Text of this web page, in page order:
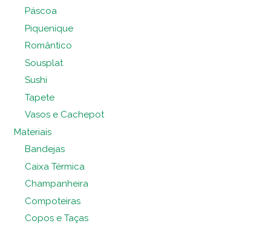
Páscoa
Piquenique
Romântico
Sousplat
Sushi
Tapete
Vasos e Cachepot
Materiais
Bandejas
Caixa Térmica
Champanheira
Compoteiras
Copos e Taças